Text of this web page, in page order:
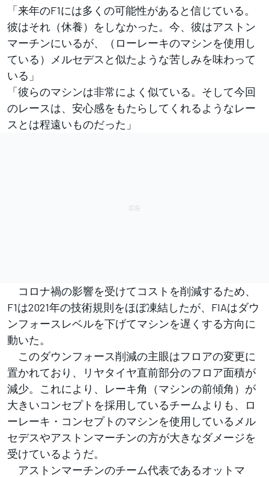
「来年のF1には多くの可能性があると信じている。
彼はそれ（休養）をしなかった。今、彼はアストン
マーチンにいるが、（ローレーキのマシンを使用し
ている）メルセデスと似たような苦しみを味わって
いる」
「彼らのマシンは非常によく似ている。そして今回
のレースは、安心感をもたらしてくれるようなレー
スとは程遠いものだった」
コロナ禍の影響を受けてコストを削減するため、
F1は2021年の技術規則をほぼ凍結したが、FIAはダウ
ンフォースレベルを下げてマシンを遅くする方向に
動いた。
このダウンフォース削減の主眼はフロアの変更に
置かれており、リヤタイヤ直前部分のフロア面積が
減少。これにより、レーキ角（マシンの前傾角）が
大きいコンセプトを採用しているチームよりも、ロ
ーレーキ・コンセプトのマシンを使用しているメル
セデスやアストンマーチンの方が大きなダメージを
受けているようだ。
アストンマーチンのチーム代表であるオットマ